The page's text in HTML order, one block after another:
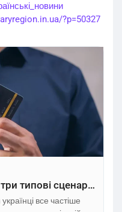
?p=50327
Мікрокредити без міфів: три типові сценарії позичальника і план дій, щоб вберегти свої гроші
все частіше